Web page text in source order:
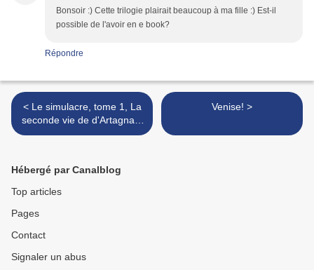
Bonsoir :) Cette trilogie plairait beaucoup à ma fille :) Est-il
possible de l'avoir en e book?
Répondre
< Le simulacre, tome 1, La
seconde vie de d'Artagnan,
de Jean-Luc Marcastel
Venise! >
Hébergé par Canalblog
Top articles
Pages
Contact
Signaler un abus